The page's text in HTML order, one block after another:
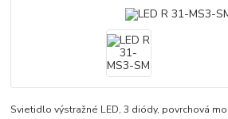
Svietidlo výstražné LED, 3 diódy, povrchová